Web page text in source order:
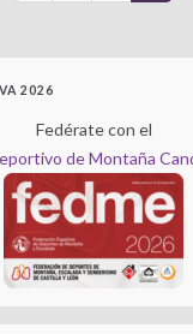
2026
Fedérate con el
de Montaña